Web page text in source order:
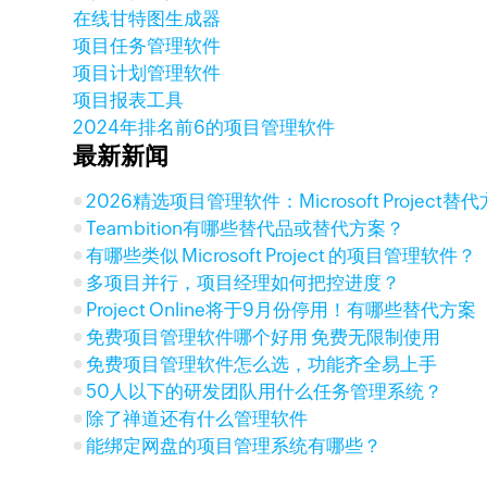
在线甘特图生成器
项目任务管理软件
项目计划管理软件
项目报表工具
2024年排名前6的项目管理软件
最新新闻
2026精选项目管理软件：Microsoft Project替代
Teambition有哪些替代品或替代方案？
有哪些类似 Microsoft Project 的项目管理软件？
多项目并行，项目经理如何把控进度？
Project Online将于9月份停用！有哪些替代方案
免费项目管理软件哪个好用 免费无限制使用
免费项目管理软件怎么选，功能齐全易上手
50人以下的研发团队用什么任务管理系统？
除了禅道还有什么管理软件
能绑定网盘的项目管理系统有哪些？